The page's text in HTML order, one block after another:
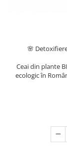
🌸
Ceai din plante
ecologic în